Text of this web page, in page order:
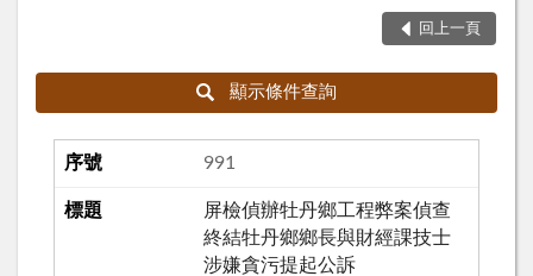
回上一頁
顯示條件查詢
991
屏檢偵辦牡丹鄉工程弊案偵查
終結牡丹鄉鄉長與財經課技士
涉嫌貪污提起公訴